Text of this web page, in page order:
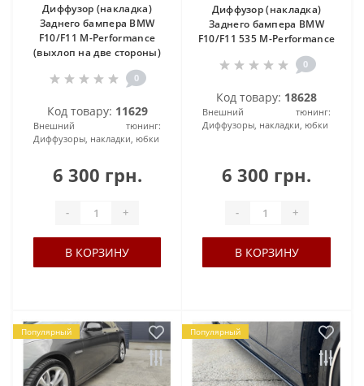
Диффузор (накладка)
Заднего бампера BMW
F10/F11 М-Performance
(выхлоп на две стороны)
0
Код товару: 11629
Внешний тюнинг:
Диффузоры, накладки, юбки
6 300 грн.
- +
В КОРЗИНУ
Диффузор (накладка)
Заднего бампера BMW
F10/F11 535 М-Performance
0
Код товару: 18628
Внешний тюнинг:
Диффузоры, накладки, юбки
6 300 грн.
- +
В КОРЗИНУ
Популярный Популярный